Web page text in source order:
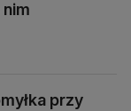
przy